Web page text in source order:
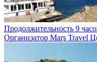
Продолжительность 9
Организатор Marş Travel